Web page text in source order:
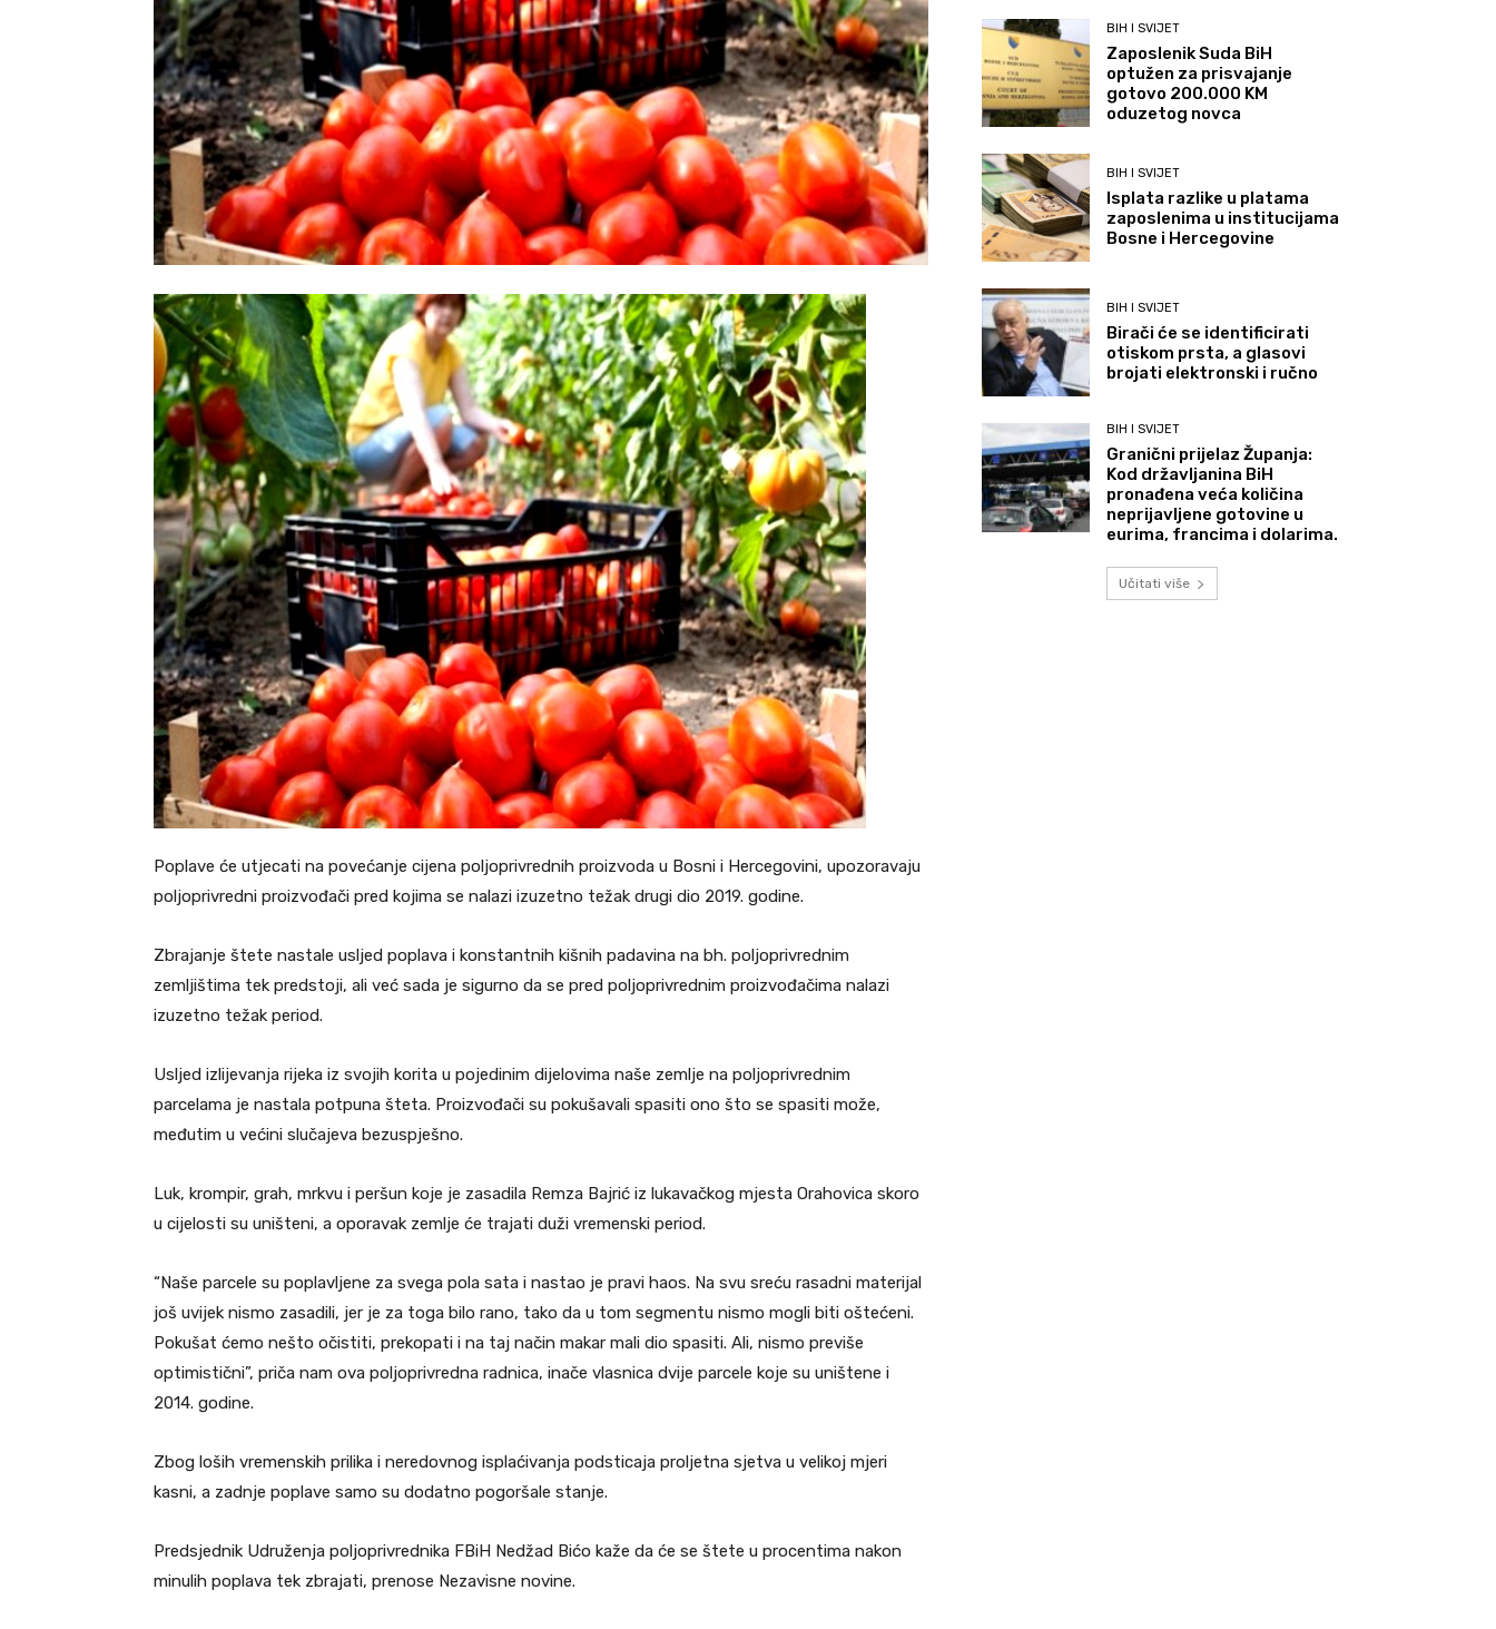
Poplave će utjecati na povećanje cijena poljoprivrednih proizvoda u Bosni i Hercegovini, upozoravaju
poljoprivredni proizvođači pred kojima se nalazi izuzetno težak drugi dio 2019. godine.
Zbrajanje štete nastale usljed poplava i konstantnih kišnih padavina na bh. poljoprivrednim
zemljištima tek predstoji, ali već sada je sigurno da se pred poljoprivrednim proizvođačima nalazi
izuzetno težak period.
Usljed izlijevanja rijeka iz svojih korita u pojedinim dijelovima naše zemlje na poljoprivrednim
parcelama je nastala potpuna šteta. Proizvođači su pokušavali spasiti ono što se spasiti može,
međutim u većini slučajeva bezuspješno.
Luk, krompir, grah, mrkvu i peršun koje je zasadila Remza Bajrić iz lukavačkog mjesta Orahovica skoro
u cijelosti su uništeni, a oporavak zemlje će trajati duži vremenski period.
“Naše parcele su poplavljene za svega pola sata i nastao je pravi haos. Na svu sreću rasadni materijal
još uvijek nismo zasadili, jer je za toga bilo rano, tako da u tom segmentu nismo mogli biti oštećeni.
Pokušat ćemo nešto očistiti, prekopati i na taj način makar mali dio spasiti. Ali, nismo previše
optimistični”, priča nam ova poljoprivredna radnica, inače vlasnica dvije parcele koje su uništene i
2014. godine.
Zbog loših vremenskih prilika i neredovnog isplaćivanja podsticaja proljetna sjetva u velikoj mjeri
kasni, a zadnje poplave samo su dodatno pogoršale stanje.
Predsjednik Udruženja poljoprivrednika FBiH Nedžad Bićo kaže da će se štete u procentima nakon
minulih poplava tek zbrajati, prenose Nezavisne novine.
BIH I SVIJET
Zaposlenik Suda BiH
optužen za prisvajanje
gotovo 200.000 KM
oduzetog novca
BIH I SVIJET
Isplata razlike u platama
zaposlenima u institucijama
Bosne i Hercegovine
BIH I SVIJET
Birači će se identificirati
otiskom prsta, a glasovi
brojati elektronski i ručno
BIH I SVIJET
Granični prijelaz Županja:
Kod državljanina BiH
pronađena veća količina
neprijavljene gotovine u
eurima, francima i dolarima.
Učitati više